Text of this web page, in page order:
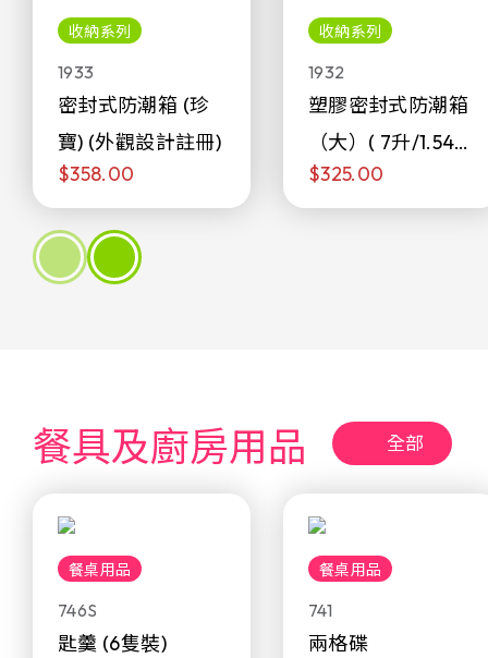
收納系列
1933
密封式防潮箱 (珍
寶) (外觀設計註冊)
$358.00
收納系列
1932
塑膠密封式防潮箱
（大）( 7升/1.54加
侖)
$325.00
餐具及廚房用品 全部
餐桌用品
746S
匙羹 (6隻裝)
餐桌用品
741
兩格碟